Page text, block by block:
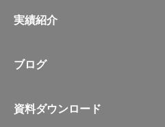
実績紹介
ブログ
資料ダウンロード